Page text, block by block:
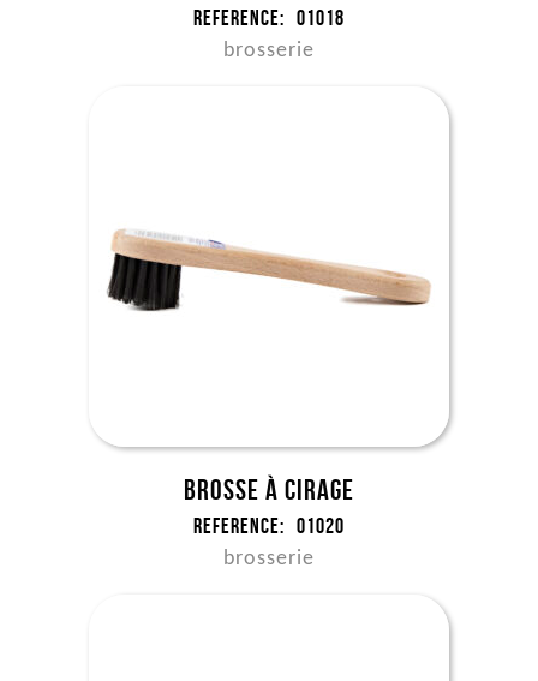
Reference: 01018
brosserie
Brosse à cirage
Reference: 01020
brosserie